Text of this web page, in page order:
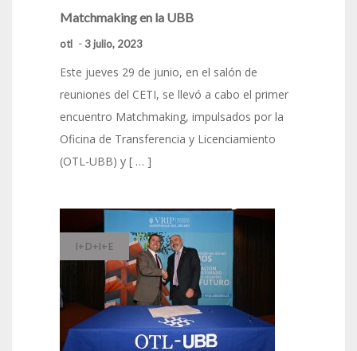
Matchmaking en la UBB
otl -3 julio, 2023
Este jueves 29 de junio, en el salón de
reuniones del CETI, se llevó a cabo el primer
encuentro Matchmaking, impulsados por la
Oficina de Transferencia y Licenciamiento
(OTL-UBB) y [ … ]
I+D+I+E